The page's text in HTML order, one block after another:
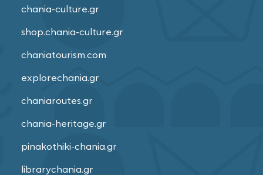
chania-culture.gr
shop.chania-culture.gr
chaniatourism.com
explorechania.gr
chaniaroutes.gr
chania-heritage.gr
pinakothiki-chania.gr
librarychania.gr